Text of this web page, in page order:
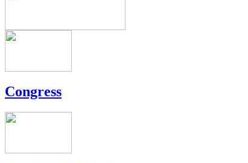
Congress